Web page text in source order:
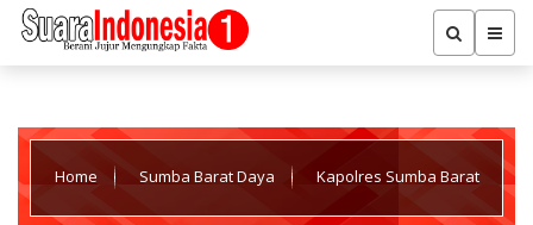
Home Sumba Barat Daya Kapolres Sumba Barat